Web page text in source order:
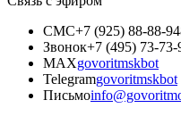
СМС+7 (925) 88-88-
Звонок+7 (495) 73-73-
MAXgovoritmskbot
Telegramgovoritmskbot
Письмо